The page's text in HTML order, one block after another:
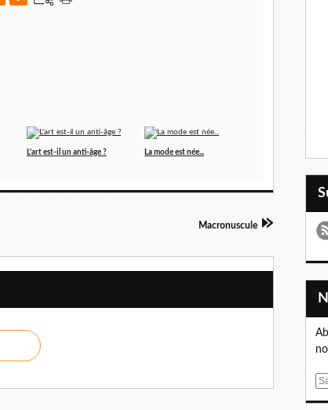
L'art est-il un anti-âge ? La mode est née...
Macronuscule
E